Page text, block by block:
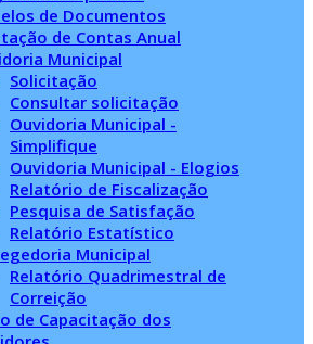
de Documentos
de Contas Anual
Municipal
Solicitação
Consultar solicitação
Ouvidoria Municipal -
Simplifique
Ouvidoria Municipal - Elogios
Relatório de Fiscalização
Pesquisa de Satisfação
Relatório Estatístico
Municipal
Relatório Quadrimestral de
Correição
de Capacitação dos